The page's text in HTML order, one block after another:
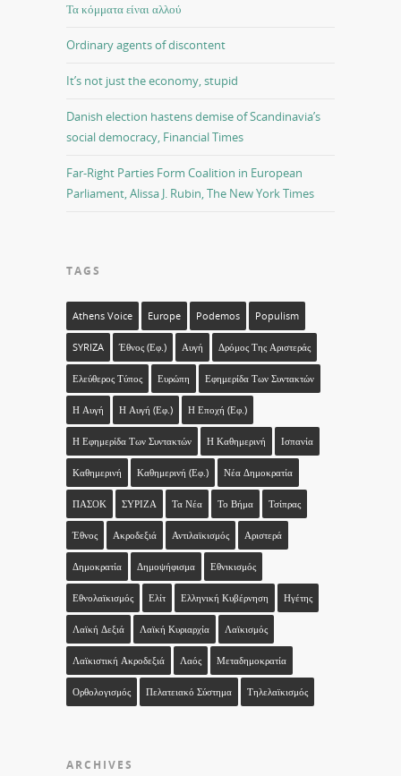
Τα κόμματα είναι αλλού
Ordinary agents of discontent
It’s not just the economy, stupid
Danish election hastens demise of Scandinavia’s
social democracy, Financial Times
Far-Right Parties Form Coalition in European
Parliament, Alissa J. Rubin, The New York Times
TAGS
Athens Voice Europe Podemos Populism
SYRIZA Έθνος (εφ.) Αυγή Δρόμος Της Αριστεράς
Ελεύθερος Τύπος Ευρώπη Εφημερίδα Των Συντακτών
Η Αυγή Η Αυγή (εφ.) Η Εποχή (εφ.)
Η Εφημερίδα Των Συντακτών Η Καθημερινή Ισπανία
Καθημερινή Καθημερινή (εφ.) Νέα Δημοκρατία
ΠΑΣΟΚ ΣΥΡΙΖΑ Τα Νέα Το Βήμα Τσίπρας
Έθνος Ακροδεξιά Αντιλαϊκισμός Αριστερά
Δημοκρατία Δημοψήφισμα Εθνικισμός
Εθνολαϊκισμός Ελίτ Ελληνική Κυβέρνηση Ηγέτης
Λαϊκή Δεξιά Λαϊκή Κυριαρχία Λαϊκισμός
Λαϊκιστική Ακροδεξιά Λαός Μεταδημοκρατία
Ορθολογισμός Πελατειακό Σύστημα Τηλελαϊκισμός
ARCHIVES